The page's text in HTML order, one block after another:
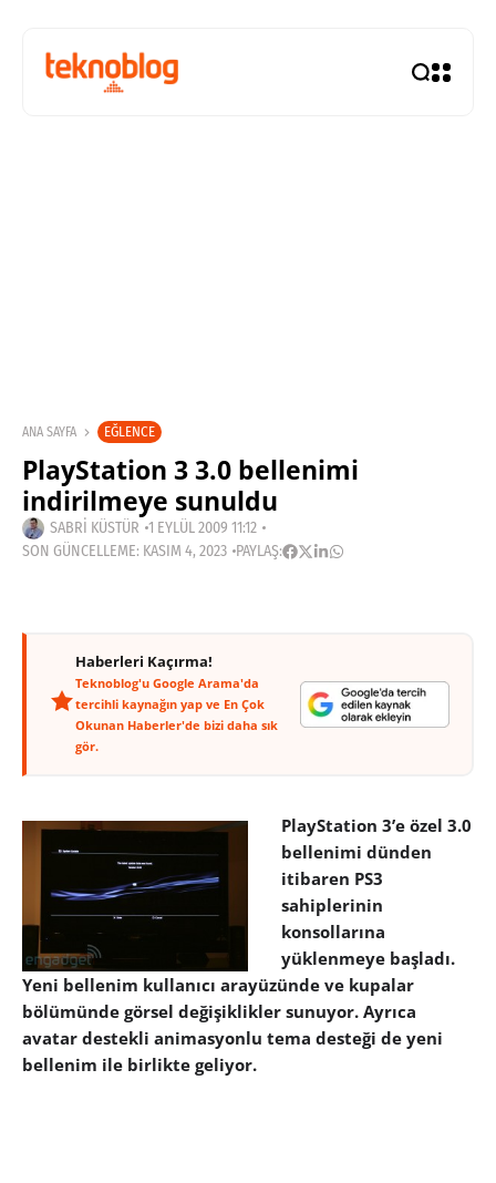
ANA SAYFA EĞLENCE
PlayStation 3 3.0 bellenimi
indirilmeye sunuldu
SABRI KÜSTÜR 1 EYLÜL 2009 11:12
SON GÜNCELLEME: KASIM 4, 2023 PAYLAŞ:
Haberleri Kaçırma!
Teknoblog'u Google Arama'da
tercihli kaynağın yap ve En Çok
Okunan Haberler'de bizi daha sık
gör.
PlayStation 3’e özel 3.0
bellenimi dünden
itibaren PS3
sahiplerinin
konsollarına
yüklenmeye başladı.
Yeni bellenim kullanıcı arayüzünde ve kupalar
bölümünde görsel değişiklikler sunuyor. Ayrıca
avatar destekli animasyonlu tema desteği de yeni
bellenim ile birlikte geliyor.